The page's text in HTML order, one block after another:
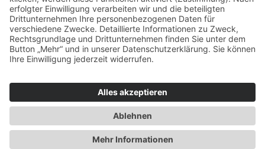
Phonovorstufen
ModWright Phono-Vorverstärker
bFly-audio Perla Musica
Remton audio
Lautsprecher
DAC & Streamer
La Rosita DAC und Streamer